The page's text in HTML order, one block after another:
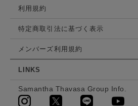
利用規約
特定商取引法に基づく表示
メンバーズ利用規約
LINKS
Samantha Thavasa Group Info.